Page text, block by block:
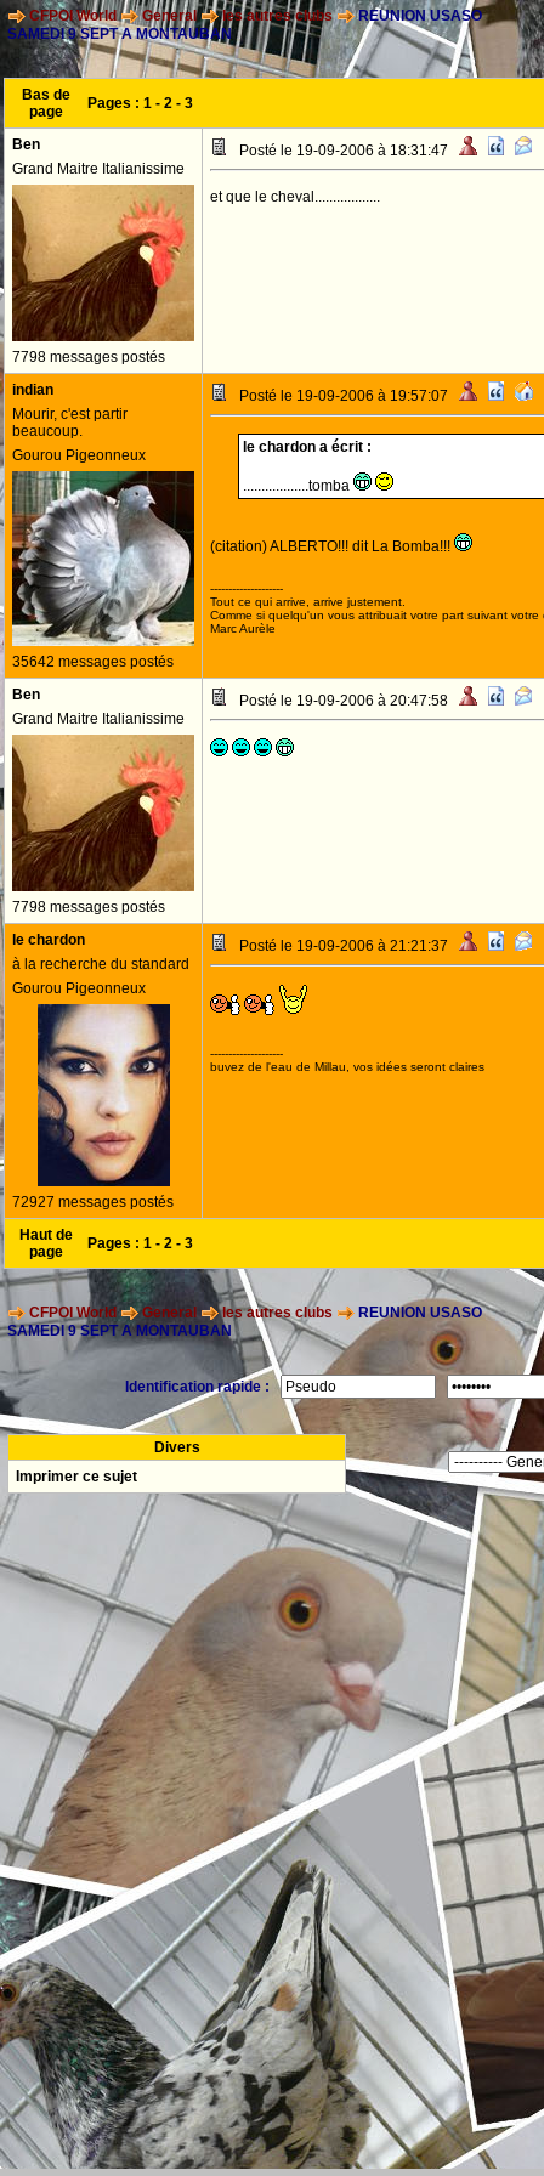
CFPOI World General les autres clubs
REUNION USASO
SAMEDI 9 SEPT A MONTAUBAN
Bas de
page
Pages : 1 - 2 - 3
Ben
Grand Maitre Italianissime
7798 messages postés
Posté le 19-09-2006 à 18:31:47
et que le cheval..................
indian
Mourir, c'est partir
beaucoup.
Gourou Pigeonneux
35642 messages postés
Posté le 19-09-2006 à 19:57:07
le chardon a écrit :
..................tomba
(citation) ALBERTO!!! dit La Bomba!!!
--------------------
Tout ce qui arrive, arrive justement.
Comme si quelqu'un vous attribuait votre part suivant votre
Marc Aurèle
Ben
Grand Maitre Italianissime
7798 messages postés
Posté le 19-09-2006 à 20:47:58
le chardon
à la recherche du standard
Gourou Pigeonneux
72927 messages postés
Posté le 19-09-2006 à 21:21:37
--------------------
buvez de l'eau de Millau, vos idées seront claires
Haut de
page
Pages : 1 - 2 - 3
CFPOI World General les autres clubs
REUNION USASO
SAMEDI 9 SEPT A MONTAUBAN
Identification rapide :
Divers
Imprimer ce sujet